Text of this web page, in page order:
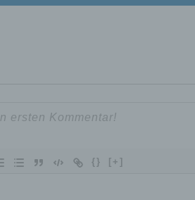
{} [+]
jede solche Vorgangsreihe im